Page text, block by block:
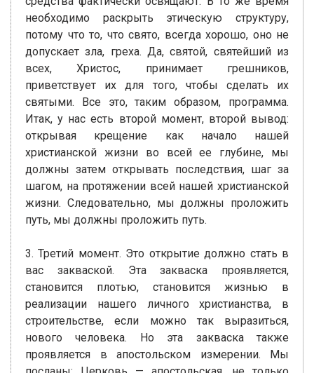
необходимо раскрыть этическую структуру,
потому что то, что свято, всегда хорошо, оно не
допускает зла, греха. Да, святой, святейший из
всех, Христос, принимает грешников,
приветствует их для того, чтобы сделать их
святыми. Все это, таким образом, программа.
Итак, у нас есть второй момент, второй вывод:
открывая крещение как начало нашей
христианской жизни во всей ее глубине, мы
должны затем открывать последствия, шаг за
шагом, на протяжении всей нашей христианской
жизни. Следовательно, мы должны проложить
путь, мы должны проложить путь.
3. Третий момент. Это открытие должно стать в
вас закваской. Эта закваска проявляется,
становится плотью, становится жизнью в
реализации нашего личного христианства, в
строительстве, если можно так выразиться,
нового человека. Но эта закваска также
проявляется в апостольском измерении. Мы